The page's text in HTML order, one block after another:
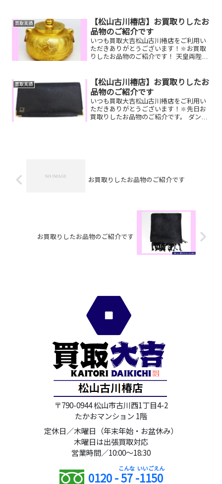
っているお品物はございませんか？ぜひ
買取大吉松山...
買取実績
【松山古川椿店】お買取りしたお
品物のご紹介です
いつも買取大吉松山古川椿店をご利用い
ただきありがとうございます！🔆お買取
りしたお品物のご紹介です！ 天皇両陛下
いるお品物はございませんか？そのお品
物ぜひ！買取大吉松...
買取実績
【松山古川椿店】お買取りしたお
品物のご紹介です
いつも買取大吉松山古川椿店をご利用い
ただきありがとうございます！🔆先日お
買取りしたお品物のご紹介です。 ダンヒ
お買取りしたお品物のご紹介です
お買取りしたお品物のご紹介です
〒790-0944 松山市古川西1丁目4-2
たかおマンション 1階
定休日／木曜日（年末年始・お盆休み）
木曜日は出張買取対応
営業時間／10:00～18:30
0120 -57-1150